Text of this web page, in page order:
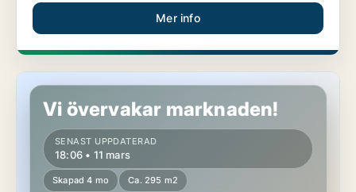
Mer info
Butikslokal på Östermalm
Vi övervakar marknaden!
SENAST UPPDATERAD
18:06 • 11 mars
Skapad 4 mo Ca. 295 m2